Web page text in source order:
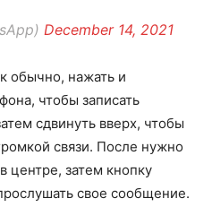
December 14, 2021
обычно, нажать и
чтобы записать
сдвинуть вверх, чтобы
связи. После нужно
центре, затем кнопку
свое сообщение.